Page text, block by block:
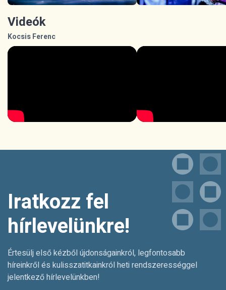
Videók
Kocsis Ferenc
Iratkozz fel
hírlevelünkre!
Értesülj első kézből újdonságainkról, legfontosabb
híreinkről és kulisszatitkainkról heti rendszerességgel
jelentkező hírlevelünkben!